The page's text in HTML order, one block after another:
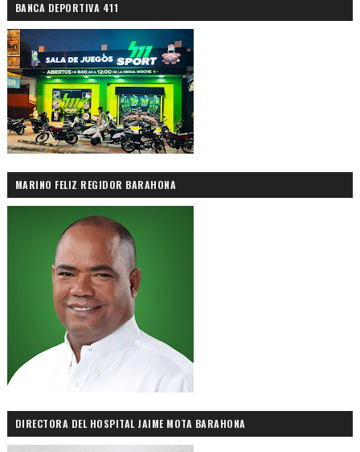
BANCA DEPORTIVA 411
MARINO FELIZ REGIDOR BARAHONA
DIRECTORA DEL HOSPITAL JAIME MOTA BARAHONA